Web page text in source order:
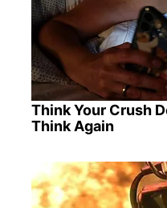
Think Your Crush
Think Again